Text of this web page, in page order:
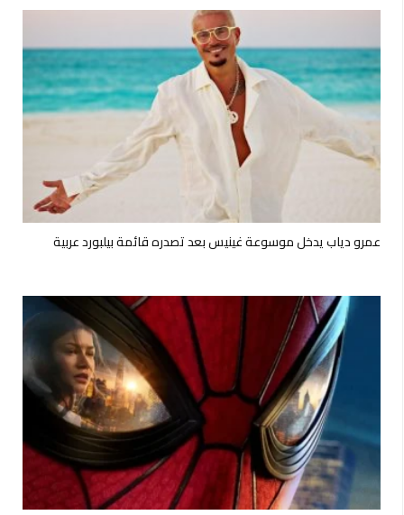
عمرو دياب يدخل موسوعة غينيس بعد تصدره قائمة بيلبورد عربية